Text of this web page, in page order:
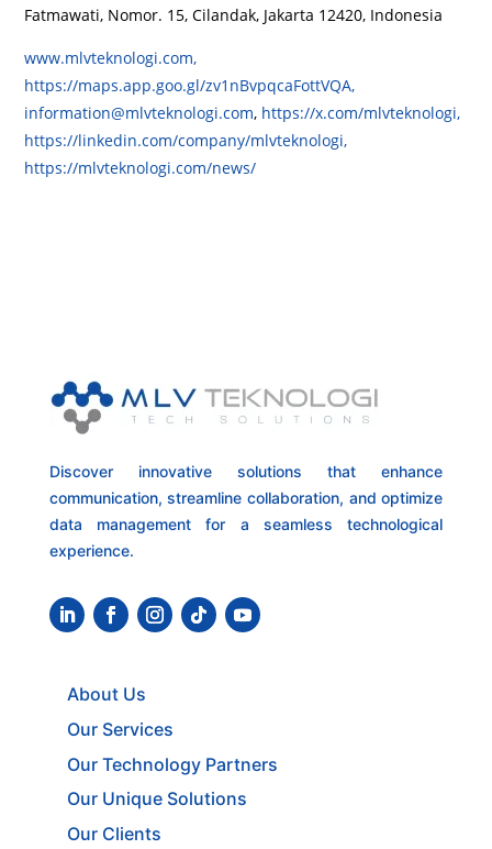
Fatmawati, Nomor. 15, Cilandak, Jakarta 12420, Indonesia
www.mlvteknologi.com,
https://maps.app.goo.gl/zv1nBvpqcaFottVQA,
information@mlvteknologi.com, https://x.com/mlvteknologi,
https://linkedin.com/company/mlvteknologi,
https://mlvteknologi.com/news/
Discover innovative solutions that enhance
communication, streamline collaboration, and optimize
data management for a seamless technological
experience.
About Us
Our Services
Our Technology Partners
Our Unique Solutions
Our Clients